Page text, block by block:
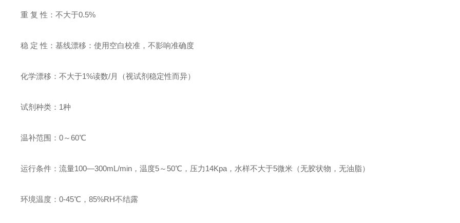
重 复 性：不大于0.5%
稳 定 性：基线漂移：使用空白校准，不影响准确度
化学漂移：不大于1%读数/月（视试剂稳定性而异）
试剂种类：1种
温补范围：0～60℃
运行条件：流量100—300mL/min，温度5～50℃，压力14Kpa，水样不大于5微米（无胶状物，无油脂）
环境温度：0-45℃，85%RH不结露